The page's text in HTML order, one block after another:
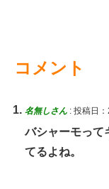
コメント
名無しさん : 投稿日
バシャーモって
てるよね。